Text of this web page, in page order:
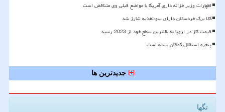
اظهارات وزیر خزانه داری آمریکا با مواضع قبلی وی متناقض است
کالا برگ خردسالان دارای سوءتغذیه شارژ شد
قیمت گاز در اروپا به بالاترین سطح خود از 2023 رسید
پنجره استقلال کماکان بسته است
جدیدترین ها
تگها